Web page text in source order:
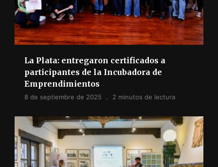
La Plata: entregaron certificados a
participantes de la Incubadora de
Emprendimientos
8 de septiembre de 2025 2 minutos de lectura